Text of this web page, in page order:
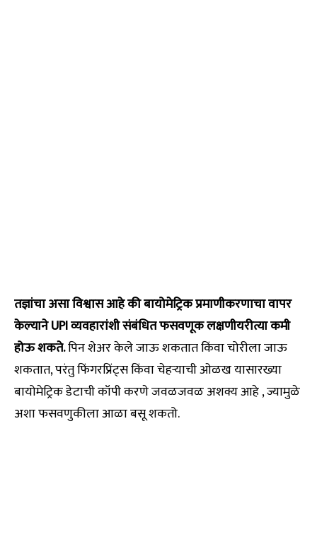
तज्ञांचा असा विश्वास आहे की बायोमेट्रिक प्रमाणीकरणाचा वापर
केल्याने UPI व्यवहारांशी संबंधित फसवणूक लक्षणीयरीत्या कमी
होऊ शकते.पिन शेअर केले जाऊ शकतात किंवा चोरीला जाऊ
शकतात, परंतु फिंगरप्रिंट्स किंवा चेहऱ्याची ओळख यासारख्या
बायोमेट्रिक डेटाची कॉपी करणे जवळजवळ अशक्य आहे , ज्यामुळे
अशा फसवणुकीला आळा बसू शकतो.